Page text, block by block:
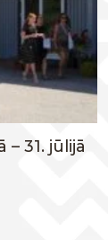
31. jūlijā